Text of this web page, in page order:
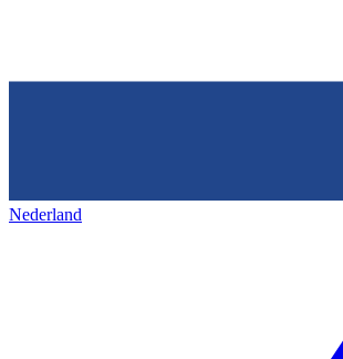
Nederland